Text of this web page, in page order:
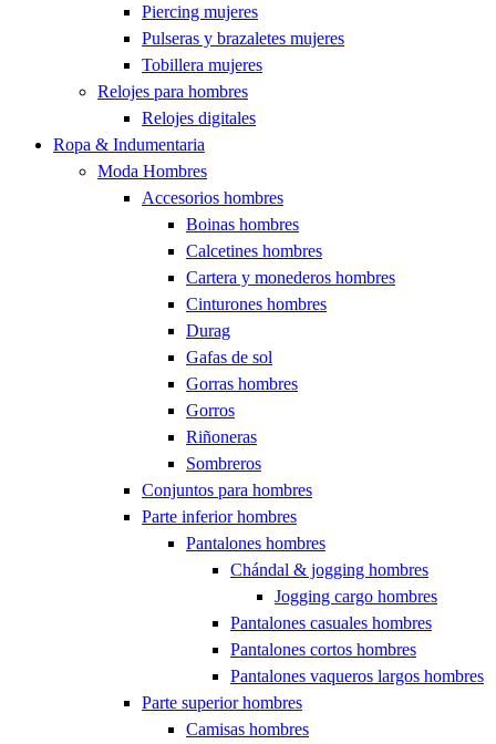
Piercing mujeres
Pulseras y brazaletes mujeres
Tobillera mujeres
Relojes para hombres
Relojes digitales
Ropa & Indumentaria
Moda Hombres
Accesorios hombres
Boinas hombres
Calcetines hombres
Cartera y monederos hombres
Cinturones hombres
Durag
Gafas de sol
Gorras hombres
Gorros
Riñoneras
Sombreros
Conjuntos para hombres
Parte inferior hombres
Pantalones hombres
Chándal & jogging hombres
Jogging cargo hombres
Pantalones casuales hombres
Pantalones cortos hombres
Pantalones vaqueros largos hombres
Parte superior hombres
Camisas hombres